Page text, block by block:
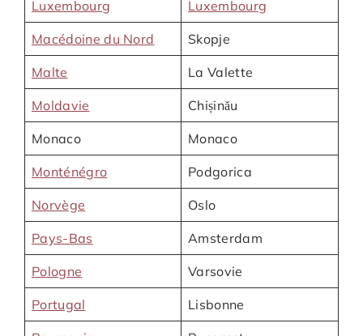
Luxembourg Luxembourg
Macédoine du Nord Skopje
Malte La Valette
Moldavie Chișinău
Monaco Monaco
Monténégro Podgorica
Norvège Oslo
Pays-Bas Amsterdam
Pologne Varsovie
Portugal Lisbonne